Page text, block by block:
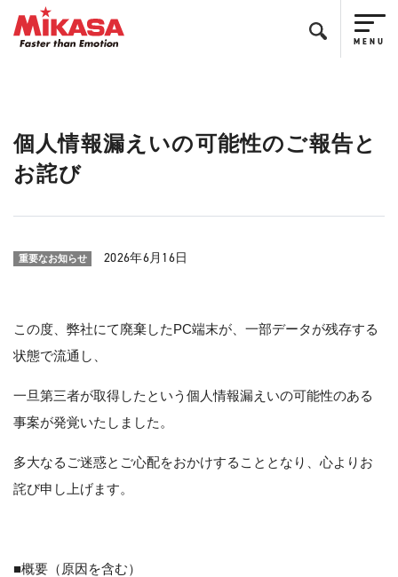
個人情報漏えいの可能性のご報告と
お詫び
重要なお知らせ 2026年6月16日
この度、弊社にて廃棄したPC端末が、一部データが残存する
状態で流通し、
一旦第三者が取得したという個人情報漏えいの可能性のある
事案が発覚いたしました。
多大なるご迷惑とご心配をおかけすることとなり、心よりお
詫び申し上げます。
■概要（原因を含む）